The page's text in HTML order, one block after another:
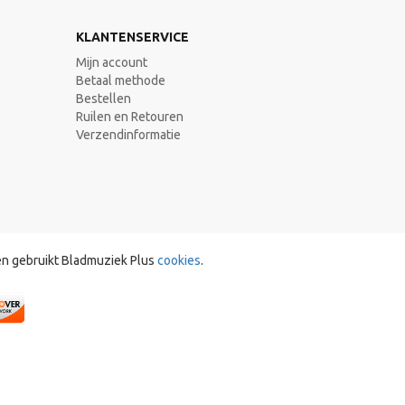
KLANTENSERVICE
Mijn account
Betaal methode
Bestellen
Ruilen en Retouren
Verzendinformatie
gebruikt Bladmuziek Plus cookies.